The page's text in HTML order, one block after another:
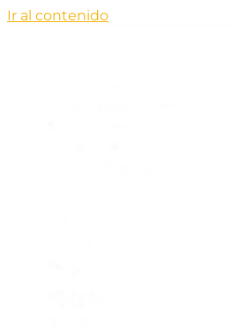
Ir al contenido